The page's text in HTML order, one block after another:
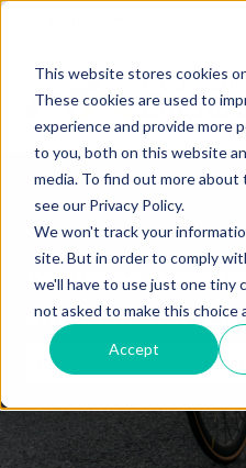
This website stores cookies
These cookies are used to
experience and provide more
to you, both on this website
media. To find out more about
see our Privacy Policy.
We won't track your
site. But in order to comply
we'll have to use just one tiny
not asked to make this choice
Accept
Untermenü für
Deutsche
Ihre Dienstrad-
Es gibt keine